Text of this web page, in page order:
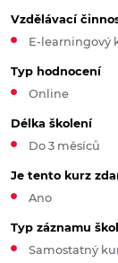
Vzdělávací
E-learningový
Typ hodnocení
Online
Délka školení
Do 3 měsíců
Je tento kurz
Ano
Typ záznamu
Samostatný